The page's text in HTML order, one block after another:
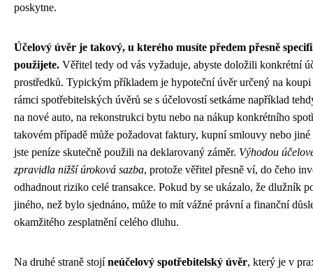
poskytne.
Účelový úvěr je takový, u kterého musíte předem přesně
použijete. Věřitel tedy od vás vyžaduje, abyste doložili konkrétní
prostředků. Typickým příkladem je hypoteční úvěr určený na
rámci spotřebitelských úvěrů se s účelovostí setkáme například
na nové auto, na rekonstrukci bytu nebo na nákup konkrétního
takovém případě může požadovat faktury, kupní smlouvy nebo
jste peníze skutečně použili na deklarovaný záměr. Výhodou
zpravidla nižší úroková sazba, protože věřitel přesně ví, do čeho
odhadnout riziko celé transakce. Pokud by se ukázalo, že dlužník
jiného, než bylo sjednáno, může to mít vážné právní a finanční
okamžitého zesplatnění celého dluhu.
Na druhé straně stojíneúčelový spotřebitelský úvěr, který je v